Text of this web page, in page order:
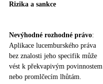
Rizika a sankce
Nevýhodné rozhodné právo:
Aplikace lucemburského práva
bez znalosti jeho specifik může
vést k překvapivým povinnostem
nebo promlčecím lhůtám.